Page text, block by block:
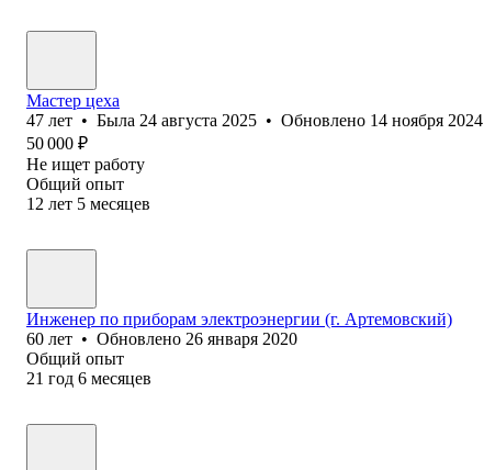
Мастер цеха
47 лет • Была 24 августа 2025 • Обновлено 14 ноября 2024
50 000 ₽
Не ищет работу
Общий опыт
12 лет 5 месяцев
Инженер по приборам электроэнергии (г. Артемовский)
60 лет • Обновлено 26 января 2020
Общий опыт
21 год 6 месяцев